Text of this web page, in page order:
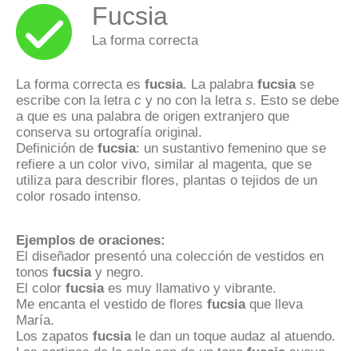
Fucsia
La forma correcta
La forma correcta es fucsia. La palabra fucsiase
escribe con la letra c y no con la letra s. Esto se debe
a que es una palabra de origen extranjero que
conserva su ortografía original.
Definición de fucsia: un sustantivo femenino que se
refiere a un color vivo, similar al magenta, que se
utiliza para describir flores, plantas o tejidos de un
color rosado intenso.
Ejemplos de oraciones:
El diseñador presentó una colección de vestidos en
tonos fucsiay negro.
El color fucsiaes muy llamativo y vibrante.
Me encanta el vestido de flores fucsiaque lleva
María.
Los zapatos fucsiale dan un toque audaz al atuendo.